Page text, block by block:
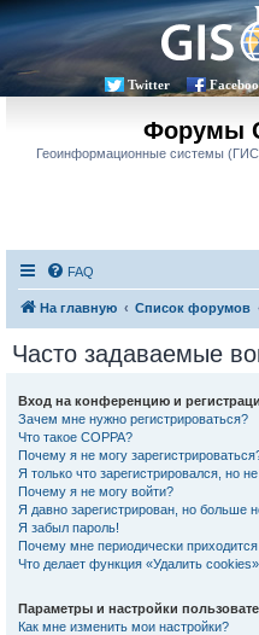
Twitter
Форумы
Геоинформационные системы
FAQ
На главную Список форумов
Часто задаваемые
Вход на конференцию и
Зачем мне нужно регистрироваться?
Что такое COPPA?
Почему я не могу
Я только что зарегистрировался, но
Почему я не могу войти?
Я давно зарегистрирован, но больше
Я забыл пароль!
Почему мне периодически
Что делает функция «Удалить
Параметры и настройки
Как мне изменить мои настройки?